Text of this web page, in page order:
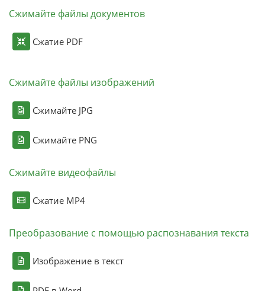
Сжимайте файлы документов
Сжатие PDF
Сжимайте файлы изображений
Сжимайте JPG
Сжимайте PNG
Сжимайте видеофайлы
Сжатие MP4
Преобразование с помощью распознавания текста
Изображение в текст